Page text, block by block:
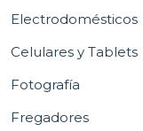
Electrodomésticos
Celulares y Tablets
Fotografía
Fregadores